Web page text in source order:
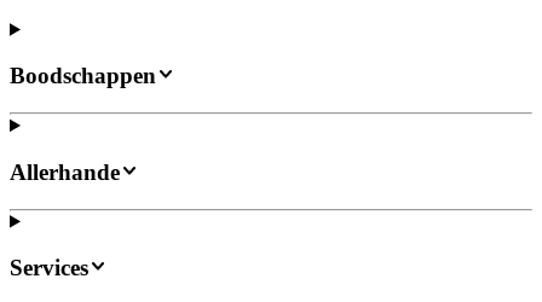
Boodschappen
Allerhande
Services